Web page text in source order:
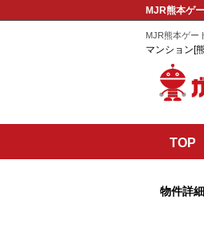
MJR熊本ゲ
MJR熊本ゲー
マンション[
TOP
物件詳細